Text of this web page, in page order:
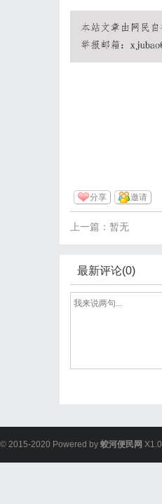
分享 邀请
上一篇：暂无
最新评论(0)
© 2015-2020 Powered by 蛟河便民网 X1.0